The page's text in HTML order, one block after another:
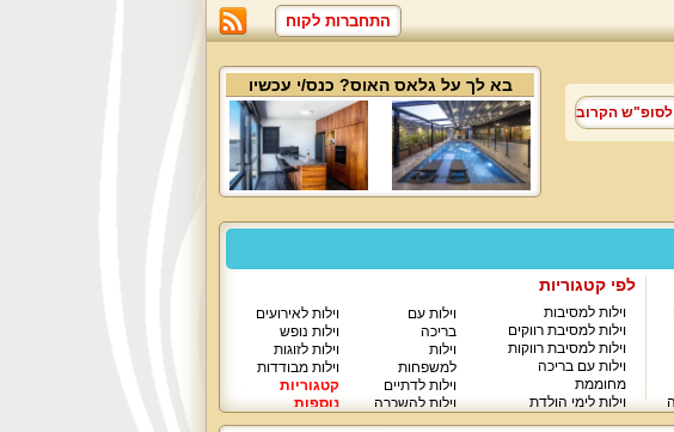
התחברות לקוח
בא לך על גלאס האוס? כנס/י עכשיו
לסופ"ש הקרוב
לפי קטגוריות
וילות למסיבות
וילות למסיבת רווקים
וילות למסיבת רווקות
וילות עם בריכה
מחוממת
וילות לימי הולדת
וילות עם
בריכה
וילות
למשפחות
וילות לדתיים
וילות להשכרה
וילות יוקרתיות
וילות לאירועים
וילות נופש
וילות לזוגות
וילות מבודדות
קטגוריות
נוספות